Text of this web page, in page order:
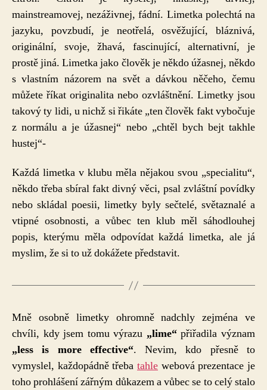
mainstreamovej, nezáživnej, fádní. Limetka polechtá na
jazyku, povzbudí, je neotřelá, osvěžující, bláznivá,
originální, svoje, žhavá, fascinující, alternativní, je
prostě jiná. Limetka jako člověk je někdo úžasnej, někdo
s vlastním názorem na svět a dávkou něčeho, čemu
můžete říkat originalita nebo ozvláštnění. Limetky jsou
takový ty lidi, u nichž si řikáte „ten člověk fakt vybočuje
z normálu a je úžasnej“ nebo „chtěl bych bejt takhle
hustej“-
Každá limetka v klubu měla nějakou svou „specialitu“,
někdo třeba sbíral fakt divný věci, psal zvláštní povídky
nebo skládal poesii, limetky byly sečtelé, světaznalé a
vtipné osobnosti, a vůbec ten klub měl sáhodlouhej
popis, kterýmu měla odpovídat každá limetka, ale já
myslim, že si to už dokážete představit.
Mně osobně limetky ohromně nadchly zejména ve
chvíli, kdy jsem tomu výrazu „lime“přiřadila význam
„less is more effective“. Nevim, kdo přesně to
vymyslel, každopádně třeba tahle webová prezentace je
toho prohlášení zářným důkazem a vůbec se to celý stalo